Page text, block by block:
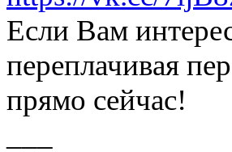
Если Вам
переплачивая
прямо сейчас!